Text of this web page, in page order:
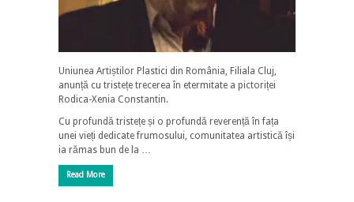
Uniunea Artiștilor Plastici din România, Filiala Cluj,
anunță cu tristețe trecerea în etermitate a pictoriței
Rodica-Xenia Constantin.
Cu profundă tristețe și o profundă reverență în fața
unei vieți dedicate frumosului, comunitatea artistică își
ia rămas bun de la …
Read More